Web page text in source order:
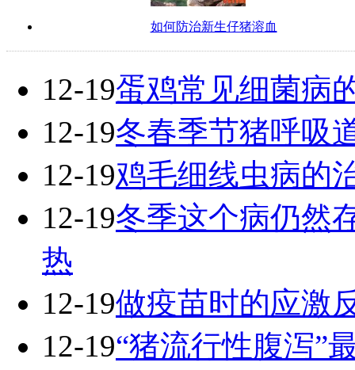
如何防治新生仔猪溶血
12-19蛋鸡常见细菌病
12-19冬春季节猪呼吸
12-19鸡毛细线虫病的
12-19冬季这个病仍然
热
12-19做疫苗时的应激
12-19“猪流行性腹泻”